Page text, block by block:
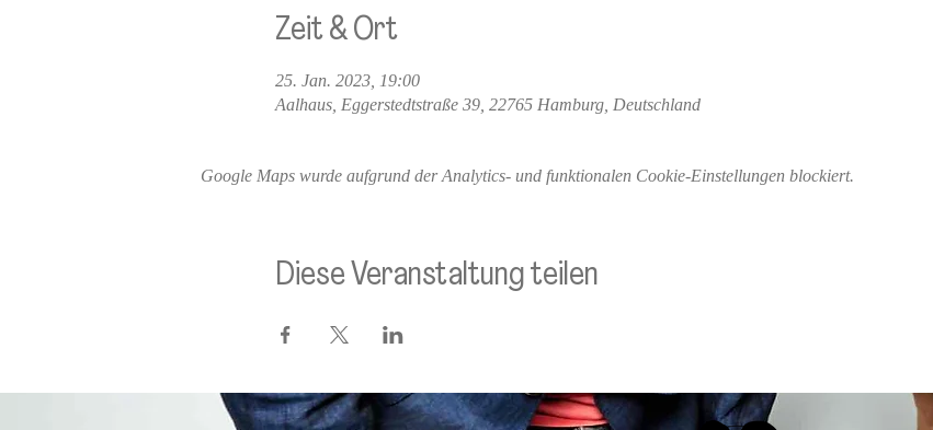
Zeit & Ort
25. Jan. 2023, 19:00
Aalhaus, Eggerstedtstraße 39, 22765 Hamburg, Deutschland
Google Maps wurde aufgrund der Analytics- und funktionalen Cookie-Einstellungen blockiert.
Diese Veranstaltung teilen